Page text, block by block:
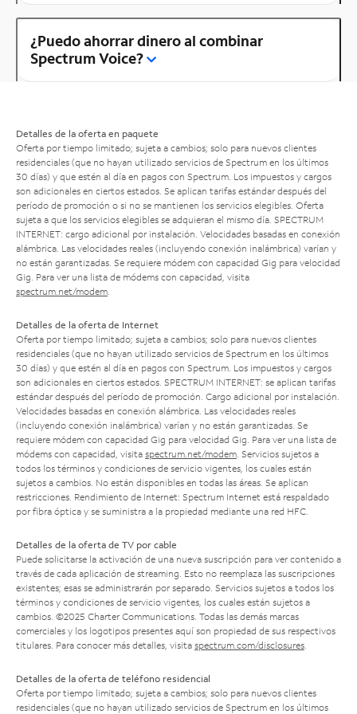
¿Puedo ahorrar dinero al combinar
Spectrum Voice?
Detalles de la oferta en paquete
Oferta por tiempo limitado; sujeta a cambios; solo para nuevos clientes
residenciales (que no hayan utilizado servicios de Spectrum en los últimos
30 días) y que estén al día en pagos con Spectrum. Los impuestos y cargos
son adicionales en ciertos estados. Se aplican tarifas estándar después del
período de promoción o si no se mantienen los servicios elegibles. Oferta
sujeta a que los servicios elegibles se adquieran el mismo día. SPECTRUM
INTERNET: cargo adicional por instalación. Velocidades basadas en conexión
alámbrica. Las velocidades reales (incluyendo conexión inalámbrica) varían y
no están garantizadas. Se requiere módem con capacidad Gig para velocidad
Gig. Para ver una lista de módems con capacidad, visita
spectrum.net/modem
Detalles de la oferta de Internet
Oferta por tiempo limitado; sujeta a cambios; solo para nuevos clientes
residenciales (que no hayan utilizado servicios de Spectrum en los últimos
30 días) y que estén al día en pagos con Spectrum. Los impuestos y cargos
son adicionales en ciertos estados. SPECTRUM INTERNET: se aplican tarifas
estándar después del período de promoción. Cargo adicional por instalación.
Velocidades basadas en conexión alámbrica. Las velocidades reales
(incluyendo conexión inalámbrica) varían y no están garantizadas. Se
requiere módem con capacidad Gig para velocidad Gig. Para ver una lista de
módems con capacidad, visita spectrum.net/modem . Servicios sujetos a
todos los términos y condiciones de servicio vigentes, los cuales están
sujetos a cambios. No están disponibles en todas las áreas. Se aplican
restricciones. Rendimiento de Internet: Spectrum Internet está respaldado
por fibra óptica y se suministra a la propiedad mediante una red HFC.
Detalles de la oferta de TV por cable
Puede solicitarse la activación de una nueva suscripción para ver contenido a
través de cada aplicación de streaming. Esto no reemplaza las suscripciones
existentes; esas se administrarán por separado. Servicios sujetos a todos los
términos y condiciones de servicio vigentes, los cuales están sujetos a
cambios. ©2025 Charter Communications. Todas las demás marcas
comerciales y los logotipos presentes aquí son propiedad de sus respectivos
titulares. Para conocer más detalles, visita spectrum.com/disclosures
Detalles de la oferta de teléfono residencial
Oferta por tiempo limitado; sujeta a cambios; solo para nuevos clientes
residenciales (que no hayan utilizado servicios de Spectrum en los últimos